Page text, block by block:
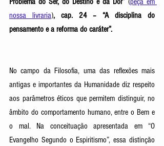
nossa livraria), cap. 24 – “A disciplina do
pensamento e a reforma do caráter”.
No campo da Filosofia, uma das reflexões mais
antigas e importantes da Humanidade diz respeito
aos parâmetros éticos que permitem distinguir, no
âmbito do comportamento humano, entre o Bem e
o mal. Na conceituação apresentada em “O
Evangelho Segundo o Espiritismo”, essa distinção